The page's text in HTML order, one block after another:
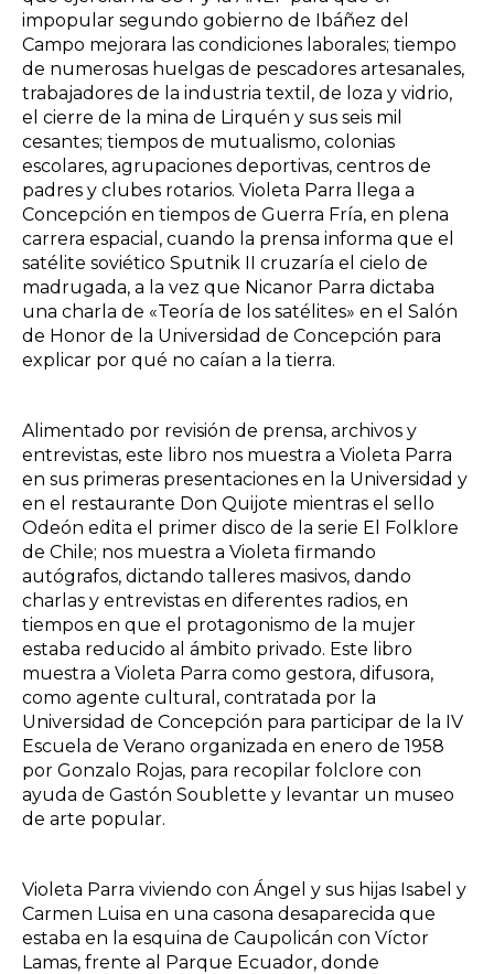
impopular segundo gobierno de Ibáñez del
Campo mejorara las condiciones laborales; tiempo
de numerosas huelgas de pescadores artesanales,
trabajadores de la industria textil, de loza y vidrio,
el cierre de la mina de Lirquén y sus seis mil
cesantes; tiempos de mutualismo, colonias
escolares, agrupaciones deportivas, centros de
padres y clubes rotarios. Violeta Parra llega a
Concepción en tiempos de Guerra Fría, en plena
carrera espacial, cuando la prensa informa que el
satélite soviético Sputnik II cruzaría el cielo de
madrugada, a la vez que Nicanor Parra dictaba
una charla de «Teoría de los satélites» en el Salón
de Honor de la Universidad de Concepción para
explicar por qué no caían a la tierra.
Alimentado por revisión de prensa, archivos y
entrevistas, este libro nos muestra a Violeta Parra
en sus primeras presentaciones en la Universidad y
en el restaurante Don Quijote mientras el sello
Odeón edita el primer disco de la serie El Folklore
de Chile; nos muestra a Violeta firmando
autógrafos, dictando talleres masivos, dando
charlas y entrevistas en diferentes radios, en
tiempos en que el protagonismo de la mujer
estaba reducido al ámbito privado. Este libro
muestra a Violeta Parra como gestora, difusora,
como agente cultural, contratada por la
Universidad de Concepción para participar de la IV
Escuela de Verano organizada en enero de 1958
por Gonzalo Rojas, para recopilar folclore con
ayuda de Gastón Soublette y levantar un museo
de arte popular.
Violeta Parra viviendo con Ángel y sus hijas Isabel y
Carmen Luisa en una casona desaparecida que
estaba en la esquina de Caupolicán con Víctor
Lamas, frente al Parque Ecuador, donde